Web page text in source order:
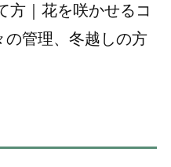
方｜花を咲かせるコ
の管理、冬越しの方